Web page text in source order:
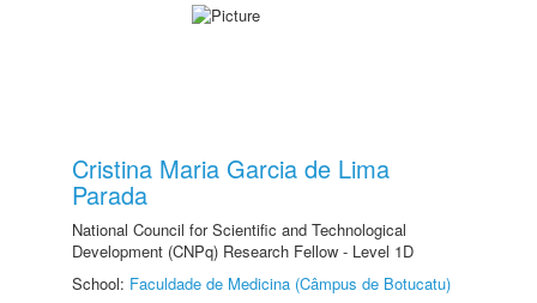
Cristina Maria Garcia de Lima
Parada
National Council for Scientific and Technological
Development (CNPq) Research Fellow - Level 1D
School: Faculdade de Medicina (Câmpus de Botucatu)